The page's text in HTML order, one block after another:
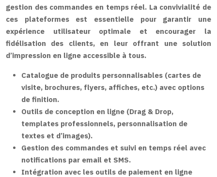
gestion des commandes en temps réel. La convivialité de
ces plateformes est essentielle pour garantir une
expérience utilisateur optimale et encourager la
fidélisation des clients, en leur offrant une solution
d’impression en ligne accessible à tous.
Catalogue de produits personnalisables (cartes de
visite, brochures, flyers, affiches, etc.) avec options
de finition.
Outils de conception en ligne (Drag & Drop,
templates professionnels, personnalisation de
textes et d’images).
Gestion des commandes et suivi en temps réel avec
notifications par email et SMS.
Intégration avec les outils de paiement en ligne